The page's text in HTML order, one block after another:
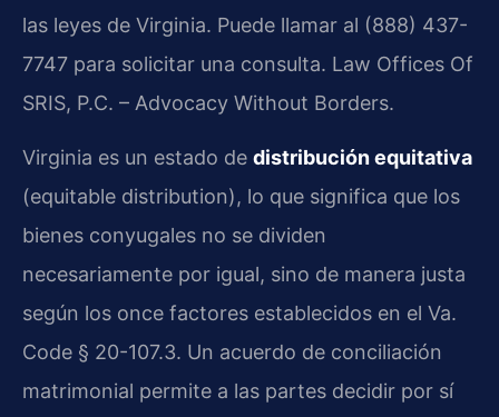
las leyes de Virginia. Puede llamar al (888) 437-
7747 para solicitar una consulta. Law Offices Of
SRIS, P.C. – Advocacy Without Borders.
Virginia es un estado de distribución equitativa
(equitable distribution), lo que significa que los
bienes conyugales no se dividen
necesariamente por igual, sino de manera justa
según los once factores establecidos en el Va.
Code § 20-107.3. Un acuerdo de conciliación
matrimonial permite a las partes decidir por sí